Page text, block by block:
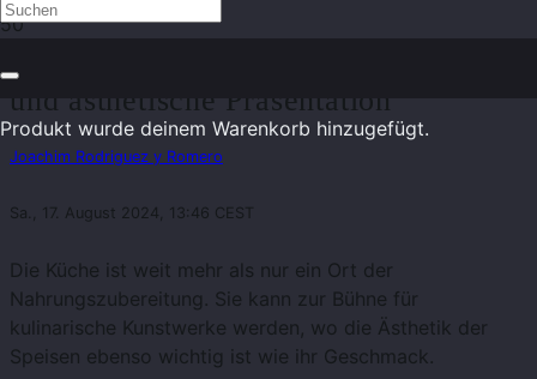
Produkt wurde deinem Warenkorb hinzugefügt.
und ästhetische Präsentation
Joachim Rodriguez y Romero
Sa., 17. August 2024, 13:46 CEST
Die Küche ist weit mehr als nur ein Ort der
Nahrungszubereitung. Sie kann zur Bühne für
kulinarische Kunstwerke werden, wo die Ästhetik der
Speisen ebenso wichtig ist wie ihr Geschmack.